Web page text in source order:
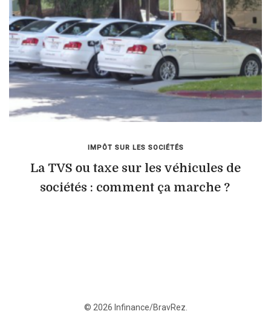
IMPÔT SUR LES SOCIÉTÉS
La TVS ou taxe sur les véhicules de
sociétés : comment ça marche ?
© 2026 Infinance/BravRez.